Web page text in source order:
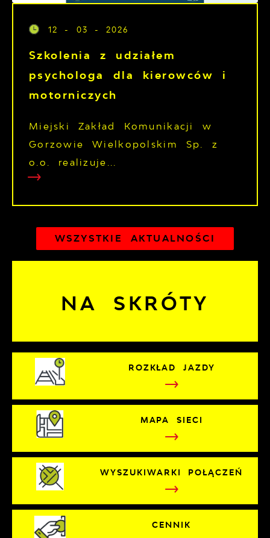
12 - 03 - 2026
Szkolenia z udziałem
psychologa dla kierowców i
motorniczych
Miejski Zakład Komunikacji w
Gorzowie Wielkopolskim Sp. z
o.o. realizuje...
WSZYSTKIE AKTUALNOŚCI
NA SKRÓTY
ROZKŁAD JAZDY
MAPA SIECI
WYSZUKIWARKI POŁĄCZEŃ
CENNIK